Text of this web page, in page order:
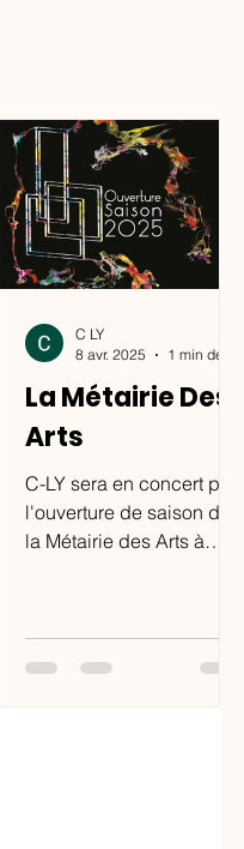
La Métairie Des
Arts
C-LY sera en concert
l'ouverture de saison de
la Métairie des Arts à
C LY
8 avr. 2025